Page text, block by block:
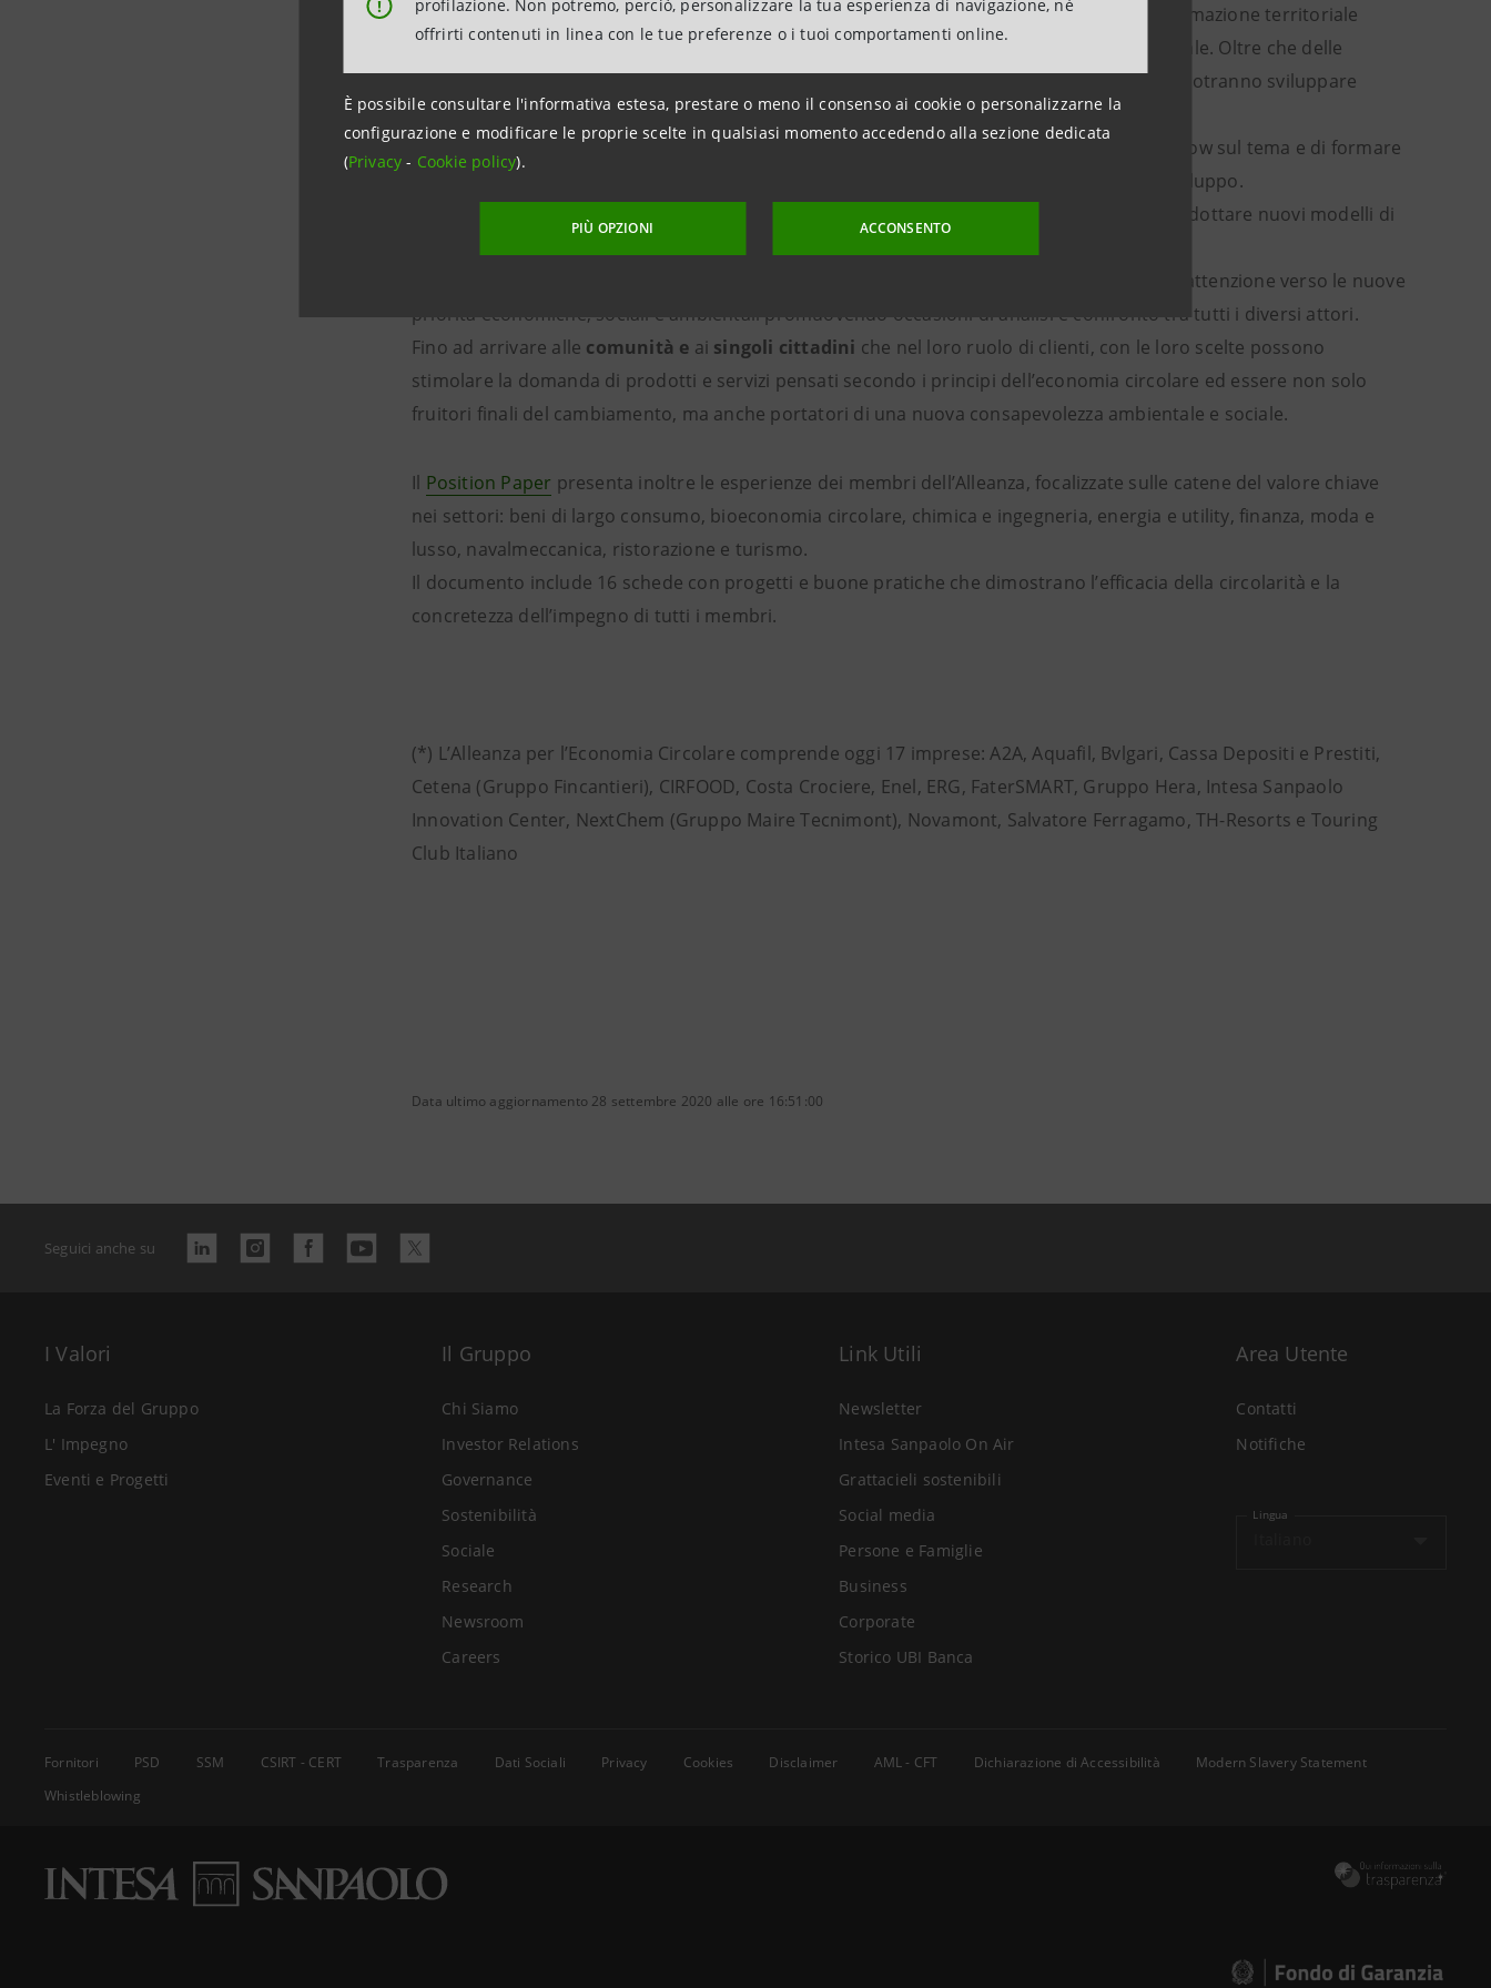
!
profilazione. Non potremo, perciò, personalizzare la tua esperienza di navigazione, né
offrirti contenuti in linea con le tue preferenze o i tuoi comportamenti online.
È possibile consultare l'informativa estesa, prestare o meno il consenso ai cookie o personalizzarne la
configurazione e modificare le proprie scelte in qualsiasi momento accedendo alla sezione dedicata
(Privacy- Cookie policy).
PIÙ OPZIONI ACCONSENTO
passiva. DelleAmministratori localiche possono identificare nuovi strumenti di programmazione territoriale
basati sulla circolarità valorizzando le specificità territoriali e puntando sull’inclusione sociale. Oltre che delle
impresee dellaPubblica Amministrazioneche coinvolgendo i propri fornitori e partner potranno sviluppare
nuovi modelli circolari lungo tutta la catena del valore.
Università e centri di ricerca
che hanno il ruolo di sviluppare il know-how sul tema e di formare
nuove generazioni di manager e scienziati che sappiano disegnare un nuovo modello di sviluppo.
e delle
di nuova costituzione che devono cogliere l’opportunità di adottare nuovi modelli di
che hanno il compito di stimolare il dialogo e tenere viva l’attenzione verso le nuove
priorità economiche, sociali e ambientali promuovendo occasioni di analisi e confronto tra tutti i diversi attori.
Fino ad arrivare alle comunità e ai singoli cittadini che nel loro ruolo di clienti, con le loro scelte possono
stimolare la domanda di prodotti e servizi pensati secondo i principi dell’economia circolare ed essere non solo
fruitori finali del cambiamento, ma anche portatori di una nuova consapevolezza ambientale e sociale.
Il Position Paper presenta inoltre le esperienze dei membri dell’Alleanza, focalizzate sulle catene del valore chiave
nei settori: beni di largo consumo, bioeconomia circolare, chimica e ingegneria, energia e utility, finanza, moda e
lusso, navalmeccanica, ristorazione e turismo.
Il documento include 16 schede con progetti e buone pratiche che dimostrano l’efficacia della circolarità e la
concretezza dell’impegno di tutti i membri.
(*) L’Alleanza per l’Economia Circolare comprende oggi 17 imprese: A2A, Aquafil, Bvlgari, Cassa Depositi e Prestiti,
Cetena (Gruppo Fincantieri), CIRFOOD, Costa Crociere, Enel, ERG, FaterSMART, Gruppo Hera, Intesa Sanpaolo
Innovation Center, NextChem (Gruppo Maire Tecnimont), Novamont, Salvatore Ferragamo, TH-Resorts e Touring
Club Italiano
Data ultimo aggiornamento 28 settembre 2020 alle ore 16:51:00
Seguici anche su
I Valori
La Forza del Gruppo
L' Impegno
Eventi e Progetti
Il Gruppo
Chi Siamo
Investor Relations
Governance
Sostenibilità
Sociale
Research
Newsroom
Careers
Link Utili
Newsletter
Intesa Sanpaolo On Air
Grattacieli sostenibili
Social media
Persone e Famiglie
Business
Corporate
Storico UBI Banca
Area Utente
Contatti
Notifiche
Lingua
Fornitori PSD SSM CSIRT - CERT Trasparenza Dati Sociali Privacy Cookies Disclaimer AML - CFT Dichiarazione di Accessibilità
Modern Slavery Statement
Whistleblowing